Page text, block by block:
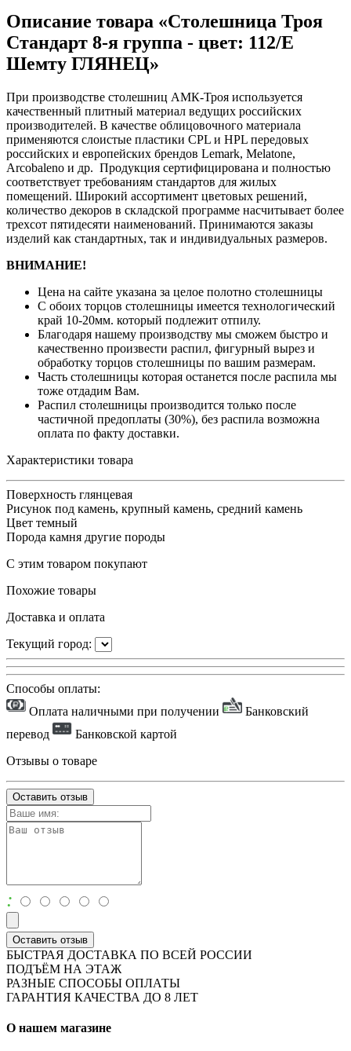
Описание товара «Столешница Троя
Стандарт 8-я группа - цвет: 112/Е
Шемту ГЛЯНЕЦ»
При производстве столешниц АМК-Троя используется
качественный плитный материал ведущих российских
производителей. В качестве облицовочного материала
применяются слоистые пластики CPL и HPL передовых
российских и европейских брендов Lemark, Melatone,
Arcobaleno и др. Продукция сертифицирована и полностью
соответствует требованиям стандартов для жилых
помещений. Широкий ассортимент цветовых решений,
количество декоров в складской программе насчитывает более
трехсот пятидесяти наименований. Принимаются заказы
изделий как стандартных, так и индивидуальных размеров.
ВНИМАНИЕ!
Цена на сайте указана за целое полотно столешницы
С обоих торцов столешницы имеется технологический
край 10-20мм. который подлежит отпилу.
Благодаря нашему производству мы сможем быстро и
качественно произвести распил, фигурный вырез и
обработку торцов столешницы по вашим размерам.
Часть столешницы которая останется после распила мы
тоже отдадим Вам.
Распил столешницы производится только после
частичной предоплаты (30%), без распила возможна
оплата по факту доставки.
Характеристики товара
Поверхность глянцевая
Рисунок под камень, крупный камень, средний камень
Цвет темный
Порода камня другие породы
С этим товаром покупают
Похожие товары
Доставка и оплата
Текущий город:
Способы оплаты:
Оплата наличными при получении
Банковский
перевод
Банковской картой
Отзывы о товаре
Оставить отзыв
:
Оставить отзыв
БЫСТРАЯ ДОСТАВКА ПО ВСЕЙ РОССИИ
ПОДЪЁМ НА ЭТАЖ
РАЗНЫЕ СПОСОБЫ ОПЛАТЫ
ГАРАНТИЯ КАЧЕСТВА ДО 8 ЛЕТ
О нашем магазине